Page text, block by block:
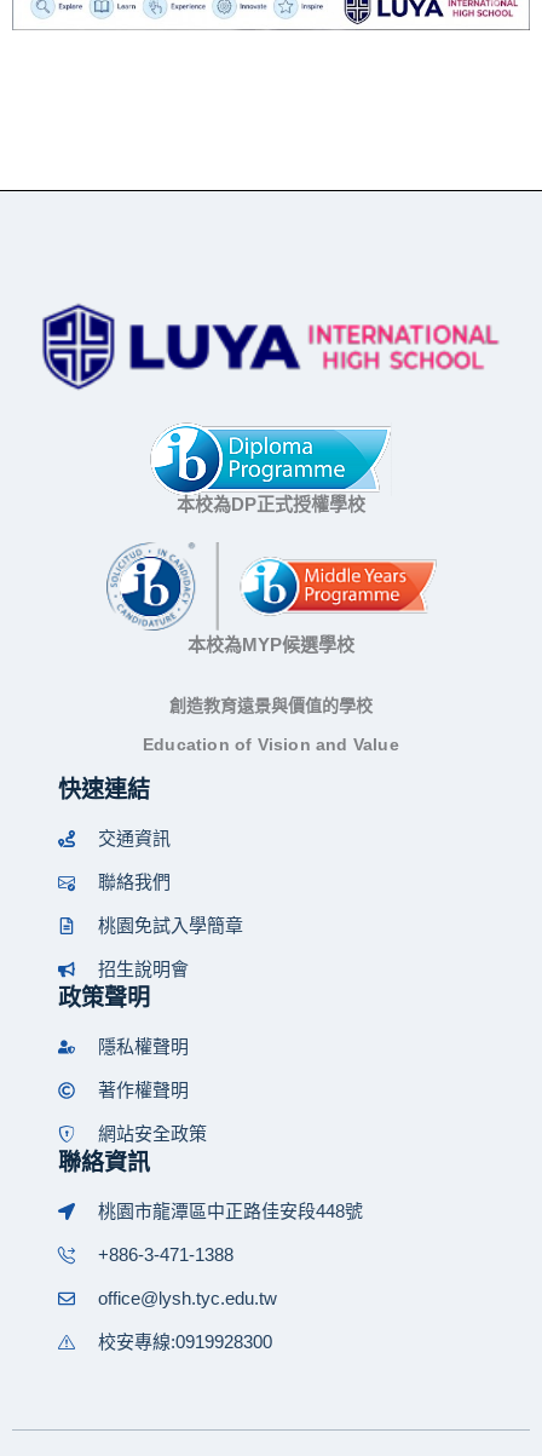
本校為DP正式授權學校
本校為MYP候選學校
創造教育遠景與價值的學校
Education of Vision and Value
快速連結
交通資訊
聯絡我們
桃園免試入學簡章
招生說明會
政策聲明
隱私權聲明
著作權聲明
網站安全政策
聯絡資訊
桃園市龍潭區中正路佳安段448號
+886-3-471-1388
office@lysh.tyc.edu.tw
校安專線:0919928300